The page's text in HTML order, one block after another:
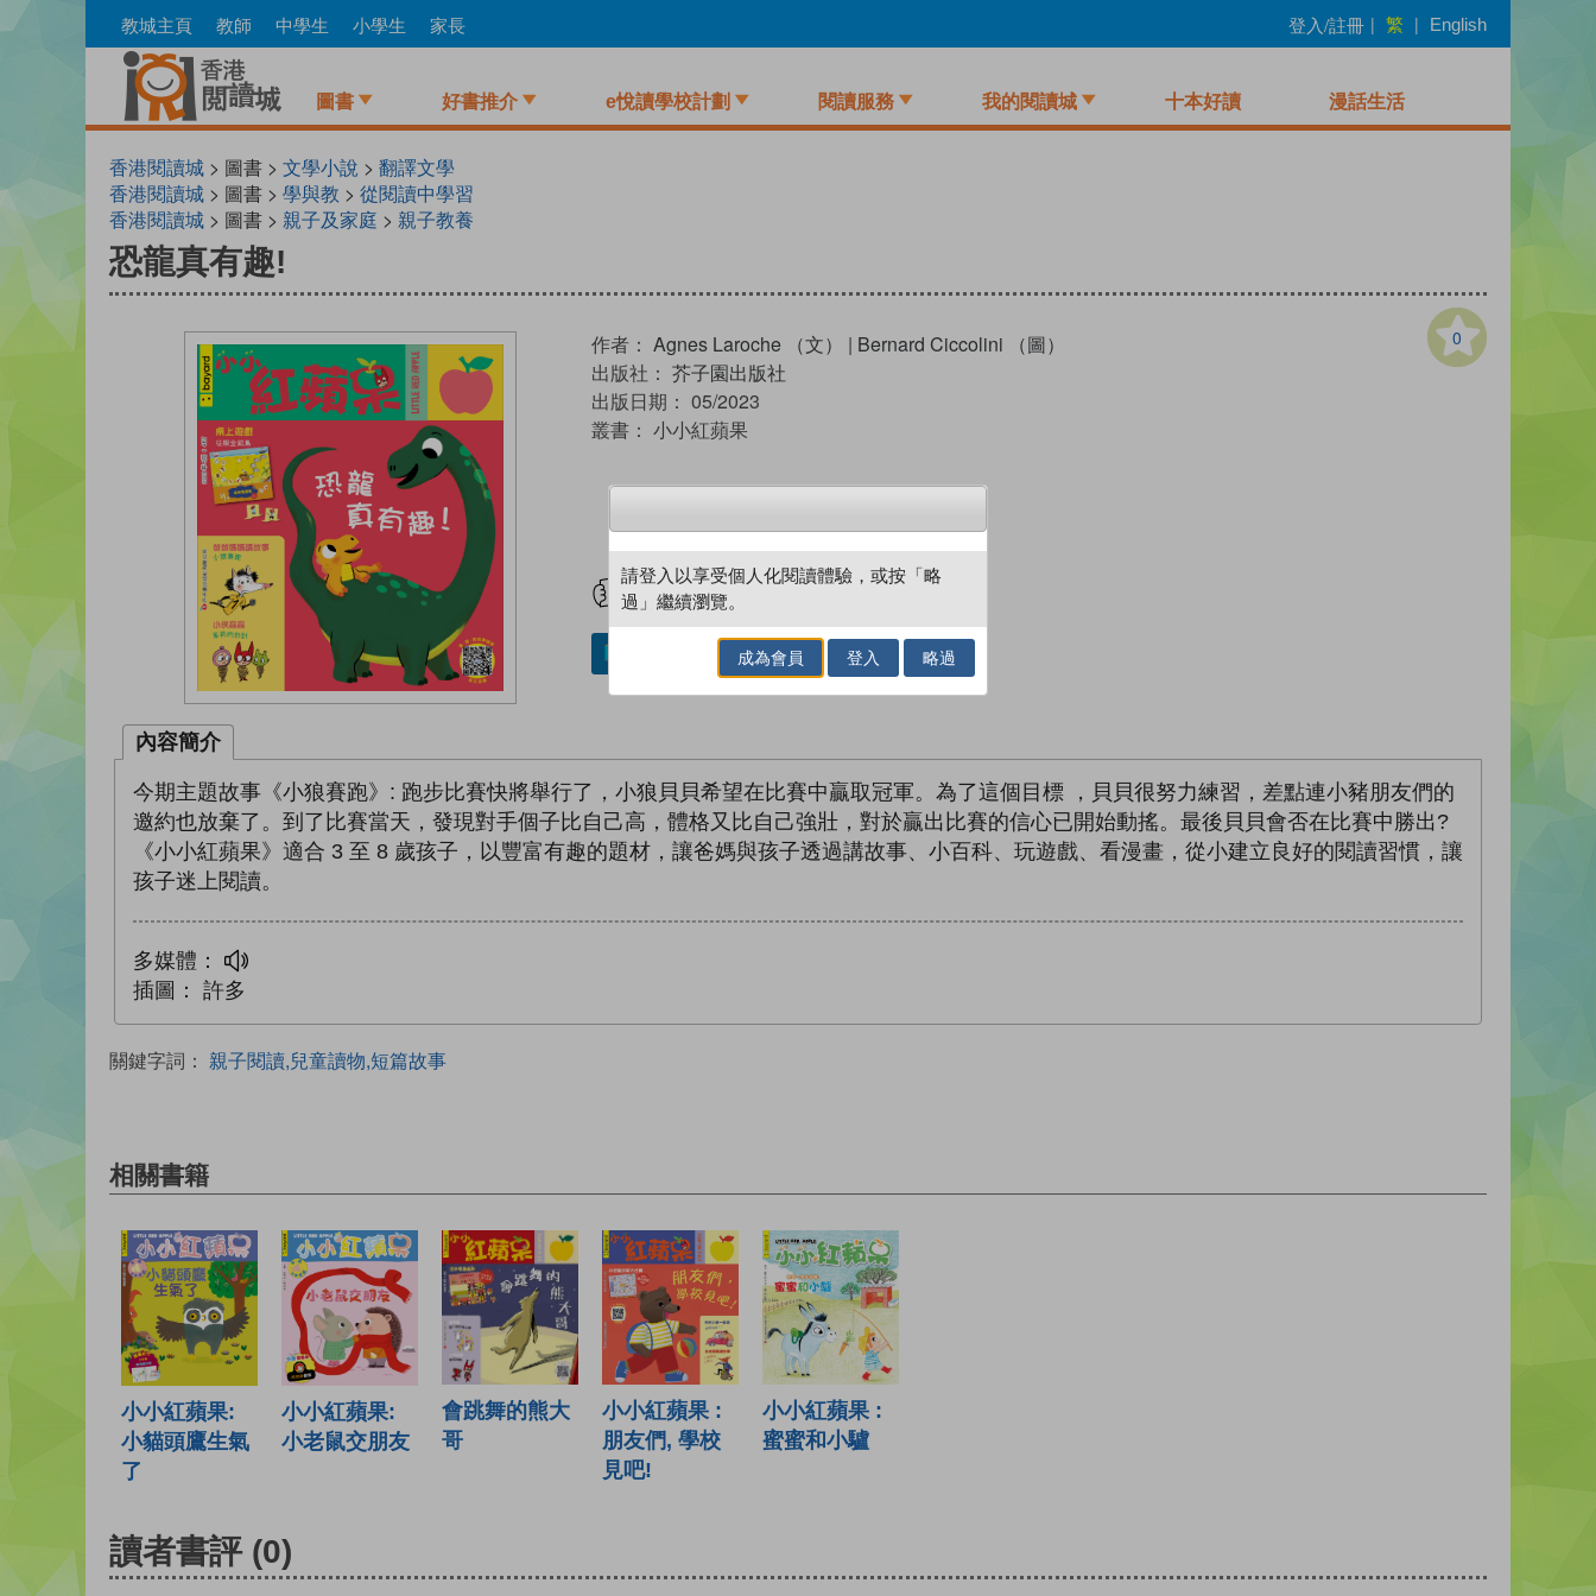
to
教城主頁 教師 中學生 小學生 家長 登入/註冊 | 繁 | English
圖書 好書推介 e悅讀學校計劃 閱讀服務 我的閱讀城 十本好讀 漫話生活
香港閱讀城 > 圖書 > 文學小說 > 翻譯文學
香港閱讀城 > 圖書 > 學與教 > 從閱讀中學習
香港閱讀城 > 圖書 > 親子及家庭 > 親子教養
恐龍真有趣!
0
作者： Agnes Laroche （文） | Bernard Ciccolini （圖）
出版社： 芥子園出版社
出版日期： 05/2023
叢書： 小小紅蘋果
試閲 加入閱讀紀錄
加入／閱讀電子書
內容簡介
今期主題故事《小狼賽跑》: 跑步比賽快將舉行了，小狼貝貝希望在比賽中贏取冠軍。為了這個目標 ，貝貝很努力練習，差點連小豬朋友們的
邀約也放棄了。到了比賽當天，發現對手個子比自己高，體格又比自己強壯，對於贏出比賽的信心已開始動搖。最後貝貝會否在比賽中勝出?
《小小紅蘋果》適合 3 至 8 歲孩子，以豐富有趣的題材，讓爸媽與孩子透過講故事、小百科、玩遊戲、看漫畫，從小建立良好的閱讀習慣，讓
孩子迷上閱讀。
多媒體：
插圖：
許多
關鍵字詞： 親子閱讀,兒童讀物,短篇故事
相關書籍
小小紅蘋果:
小貓頭鷹生氣
了
小小紅蘋果:
小老鼠交朋友
會跳舞的熊大
哥
小小紅蘋果 :
朋友們, 學校
見吧!
小小紅蘋果 :
蜜蜜和小驢
讀者書評 (0)
請登入以享受個人化閱讀體驗，或按「略
過」繼續瀏覽。
成為會員 登入 略過